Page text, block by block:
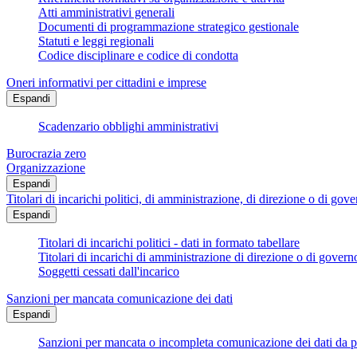
Atti amministrativi generali
Documenti di programmazione strategico gestionale
Statuti e leggi regionali
Codice disciplinare e codice di condotta
Oneri informativi per cittadini e imprese
Espandi
Scadenzario obblighi amministrativi
Burocrazia zero
Organizzazione
Espandi
Titolari di incarichi politici, di amministrazione, di direzione o di
Espandi
Titolari di incarichi politici - dati in formato tabellare
Titolari di incarichi di amministrazione di direzione o di
Soggetti cessati dall'incarico
Sanzioni per mancata comunicazione dei dati
Espandi
Sanzioni per mancata o incompleta comunicazione dei dati